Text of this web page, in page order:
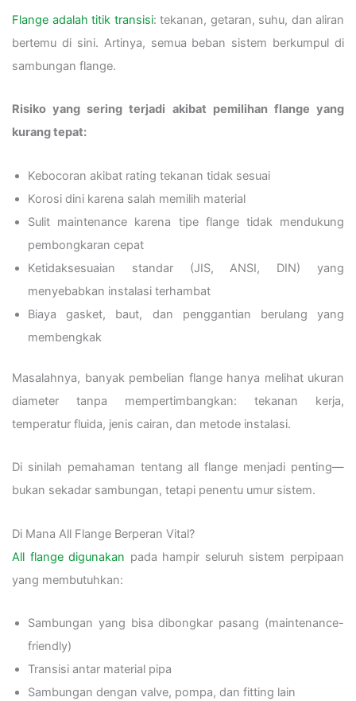
Flange adalah titik transisi: tekanan, getaran, suhu, dan aliran
bertemu di sini. Artinya, semua beban sistem berkumpul di
sambungan flange.
Risiko yang sering terjadi akibat pemilihan flange yang
kurang tepat:
Kebocoran akibat rating tekanan tidak sesuai
Korosi dini karena salah memilih material
Sulit maintenance karena tipe flange tidak mendukung
pembongkaran cepat
Ketidaksesuaian standar (JIS, ANSI, DIN) yang
menyebabkan instalasi terhambat
Biaya gasket, baut, dan penggantian berulang yang
membengkak
Masalahnya, banyak pembelian flange hanya melihat ukuran
diameter tanpa mempertimbangkan: tekanan kerja,
temperatur fluida, jenis cairan, dan metode instalasi.
Di sinilah pemahaman tentang all flange menjadi penting—
bukan sekadar sambungan, tetapi penentu umur sistem.
Di Mana All Flange Berperan Vital?
All flange digunakan pada hampir seluruh sistem perpipaan
yang membutuhkan:
Sambungan yang bisa dibongkar pasang (maintenance-
friendly)
Transisi antar material pipa
Sambungan dengan valve, pompa, dan fitting lain